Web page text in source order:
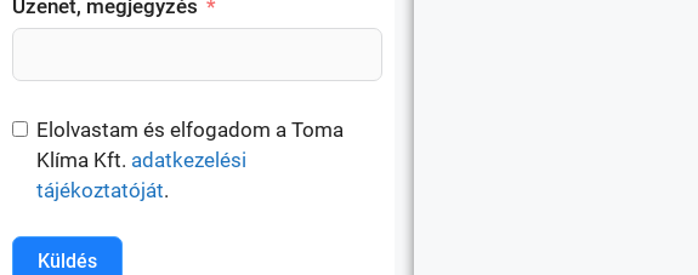
Üzenet, megjegyzés
Elolvastam és elfogadom a Toma
Klíma Kft. adatkezelési
tájékoztatóját.
Küldés